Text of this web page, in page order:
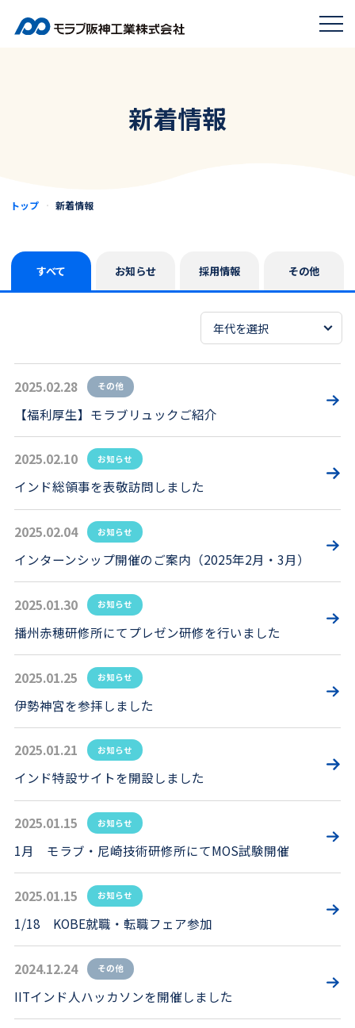
新着情報
トップ 新着情報
すべて お知らせ 採用情報 その他
2025.02.28 その他
【福利厚生】モラブリュックご紹介
2025.02.10 お知らせ
インド総領事を表敬訪問しました
2025.02.04 お知らせ
インターンシップ開催のご案内（2025年2月・3月）
2025.01.30 お知らせ
播州赤穂研修所にてプレゼン研修を行いました
2025.01.25 お知らせ
伊勢神宮を参拝しました
2025.01.21 お知らせ
インド特設サイトを開設しました
2025.01.15 お知らせ
1月 モラブ・尼崎技術研修所にてMOS試験開催
2025.01.15 お知らせ
1/18 KOBE就職・転職フェア参加
2024.12.24 その他
IITインド人ハッカソンを開催しました